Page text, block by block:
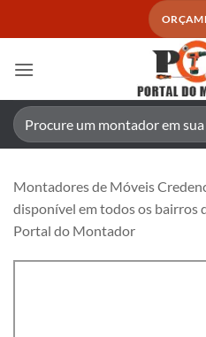
Pesquisar
por:
Montadores de Móveis
disponível em todos os bairros
Portal do Montador